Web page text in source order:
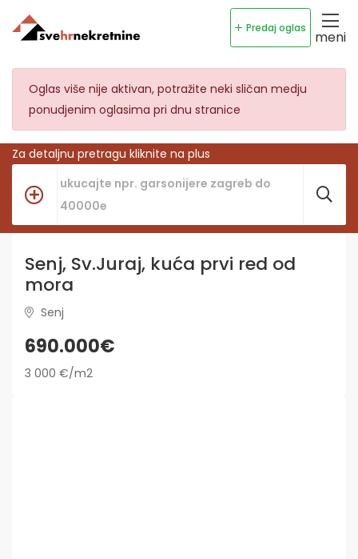
Predaj oglas
meni
Oglas više nije aktivan, potražite neki sličan medju
ponudjenim oglasima pri dnu stranice
Za detaljnu pretragu kliknite na plus
Senj, Sv.Juraj, kuća prvi red od
mora
Senj
690.000€
3 000 €/m2